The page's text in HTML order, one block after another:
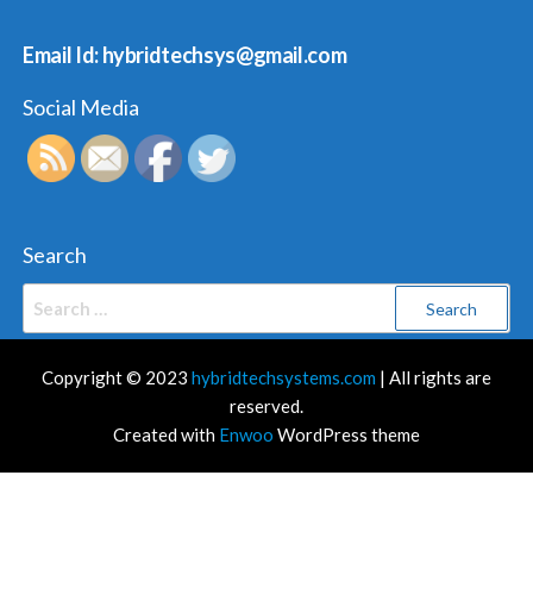
Email Id: hybridtechsys@gmail.com
Social Media
Search
Copyright © 2023 hybridtechsystems.com | All rights are
reserved.
Created with Enwoo WordPress theme